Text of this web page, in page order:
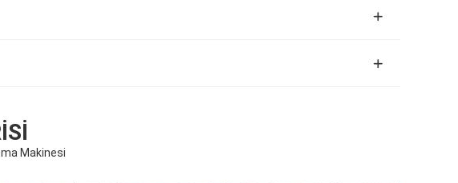
Makinesi